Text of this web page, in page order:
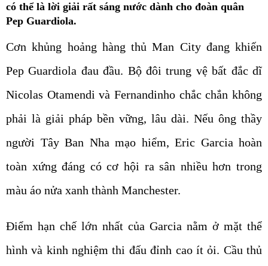
có thể là lời giải rất sáng nước dành cho đoàn quân
Pep Guardiola.
Cơn khủng hoảng hàng thủ Man City đang khiến
Pep Guardiola đau đầu. Bộ đôi trung vệ bất đắc dĩ
Nicolas Otamendi và Fernandinho chắc chắn không
phải là giải pháp bền vững, lâu dài. Nếu ông thầy
người Tây Ban Nha mạo hiểm, Eric Garcia hoàn
toàn xứng đáng có cơ hội ra sân nhiều hơn trong
màu áo nửa xanh thành Manchester.
Điểm hạn chế lớn nhất của Garcia nằm ở mặt thể
hình và kinh nghiệm thi đấu đỉnh cao ít ỏi. Cầu thủ